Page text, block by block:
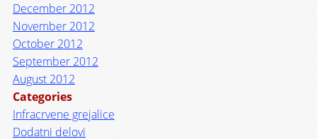
December 2012
November 2012
October 2012
September 2012
August 2012
Categories
Infracrvene grejalice
Dodatni delovi